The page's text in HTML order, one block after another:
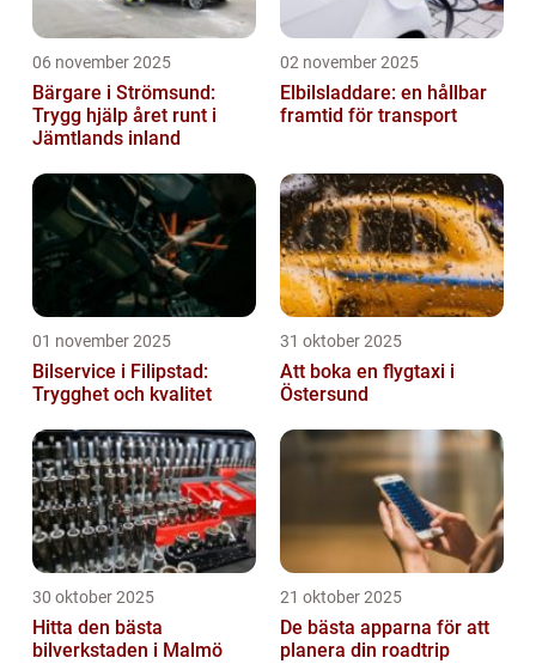
06 november 2025
Bärgare i Strömsund:
Trygg hjälp året runt i
Jämtlands inland
02 november 2025
Elbilsladdare: en hållbar
framtid för transport
01 november 2025
Bilservice i Filipstad:
Trygghet och kvalitet
31 oktober 2025
Att boka en flygtaxi i
Östersund
30 oktober 2025
Hitta den bästa
bilverkstaden i Malmö
21 oktober 2025
De bästa apparna för att
planera din roadtrip